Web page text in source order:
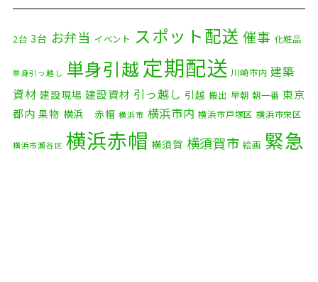
2025年11月(4)
2025年10月(9)
2025年9月
(3)
2025年8月(2)
2025年7月(6)
2台 3台 お弁当 イベント スポット配送 催事 化粧品
単身引っ越し 単身引越 定期配送 川崎市内 建築
資材 建設現場 建設資材 引っ越し 引越 搬出 早朝 朝一番 東京
都内 果物 横浜 赤帽 横浜市 横浜市内 横浜市戸塚区 横浜市栄区
横浜市瀬谷区 横浜赤帽 横須賀 横須賀市 絵画 緊急